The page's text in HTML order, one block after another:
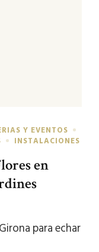
Y EVENTOS
INSTALACIONES
en
para echar